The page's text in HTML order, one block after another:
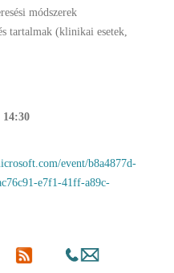
módszerek
tartalmak (klinikai esetek,
14:30
event/b8a4877d-
e7f1-41ff-a89c-